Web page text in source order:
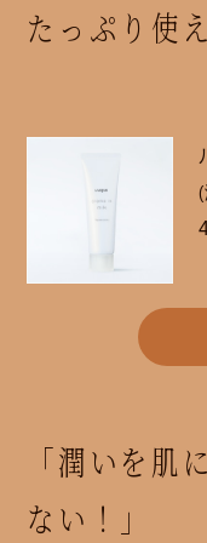
たっぷり使
(
「潤いを肌
ない！」